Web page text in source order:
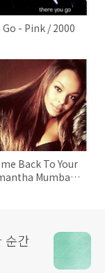
Go - Pink / 2000
Back To Your
Mumba /
순간